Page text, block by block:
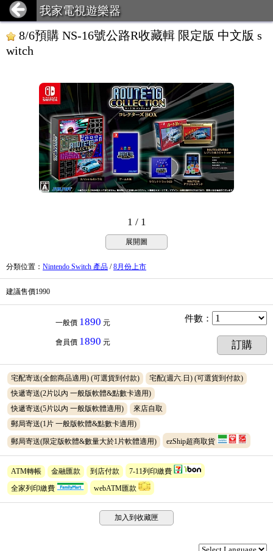
我家電視遊樂器
8/6預購 NS-16號公路R收藏輯 限定版 中文版 s
witch
1 / 1
展開圖
分類位置 ： Nintendo Switch 產品 /8月份上市
建議售價1990
一般價 1890 元
會員價 1890 元
件數 ：
訂購
宅配寄送(全館商品適用) (可選貨到付款) 宅配(週六.日) (可選貨到付款)
快遞寄送(2片以內 一般版軟體&點數卡適用)
快遞寄送(5片以內 一般版軟體適用)
來店自取
郵局寄送(1片 一般版軟體&點數卡適用)
郵局寄送(限定版軟體&數量大於1片軟體適用) ezShip超商取貨
ATM轉帳 金融匯款 到店付款 7-11列印繳費
全家列印繳費 webATM匯款
加入到收藏匣